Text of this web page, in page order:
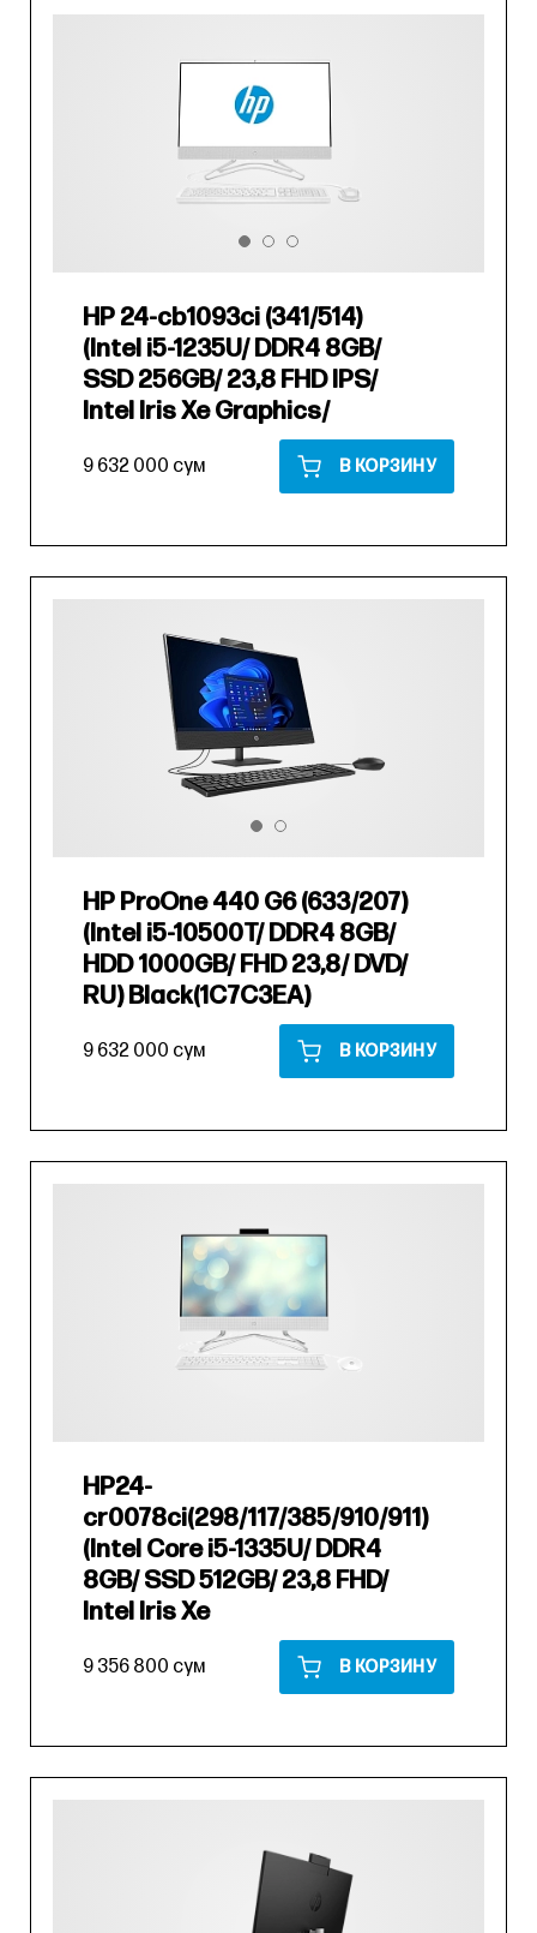
HP 24-cb1093ci (341/514)
(Intel i5-1235U/ DDR4 8GB/
SSD 256GB/ 23,8 FHD IPS/
Intel Iris Xe Graphics/
9 632 000 сум В КОРЗИНУ
HP ProOne 440 G6 (633/207)
(Intel i5-10500T/ DDR4 8GB/
HDD 1000GB/ FHD 23,8/ DVD/
RU) Black(1C7C3EA)
9 632 000 сум В КОРЗИНУ
HP24-
cr0078ci(298/117/385/910/911)
(Intel Core i5-1335U/ DDR4
8GB/ SSD 512GB/ 23,8 FHD/
Intel Iris Xe
9 356 800 сум В КОРЗИНУ